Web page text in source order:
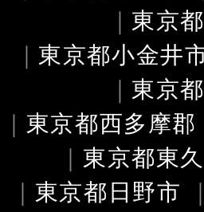
｜ 東京
｜ 東京都小金井
｜ 東京
｜ 東京都西多摩郡
｜ 東京都東
｜ 東京都日野市 ｜